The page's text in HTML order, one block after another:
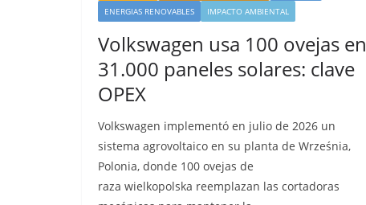
ENERGIAS RENOVABLES
IMPACTO AMBIENTAL
Volkswagen usa 100 ovejas en
31.000 paneles solares: clave
OPEX
Volkswagen implementó en julio de 2026 un
sistema agrovoltaico en su planta de Września,
Polonia, donde 100 ovejas de
raza wielkopolska reemplazan las cortadoras